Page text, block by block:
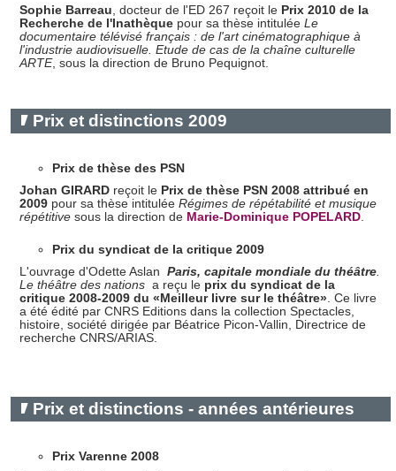
Sophie Barreau, docteur de l'ED 267 reçoit le Prix 2010 de la
Recherche de l'Inathèque pour sa thèse intituléeLe
documentaire télévisé français : de l'art cinématographique à
l'industrie audiovisuelle. Etude de cas de la chaîne culturelle
ARTE, sous la direction de Bruno Pequignot.
Prix et distinctions 2009
Prix de thèse des PSN
Johan GIRARD reçoit le Prix de thèse PSN 2008 attribué en
2009 pour sa thèse intituléeRégimes de répétabilité et musique
répétitive sous la direction de Marie-Dominique POPELARD.
Prix du syndicat de la critique 2009
L'ouvrage d'Odette Aslan
Paris, capitale mondiale du théâtre.
Le théâtre des nationsa reçu le prix du syndicat de la
critique 2008-2009 du «Meilleur livre sur le théâtre». Ce livre
a été édité par CNRS Editions dans la collection Spectacles,
histoire, société dirigée par Béatrice Picon-Vallin, Directrice de
recherche CNRS/ARIAS.
Prix et distinctions - années antérieures
Prix Varenne 2008